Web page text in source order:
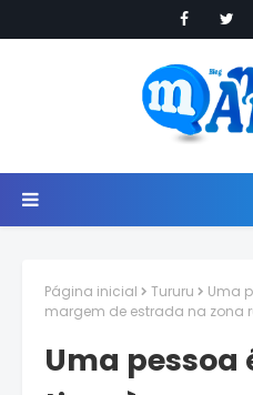
Página inicial Tururu
Uma
margem de estrada na zona
Uma pessoa